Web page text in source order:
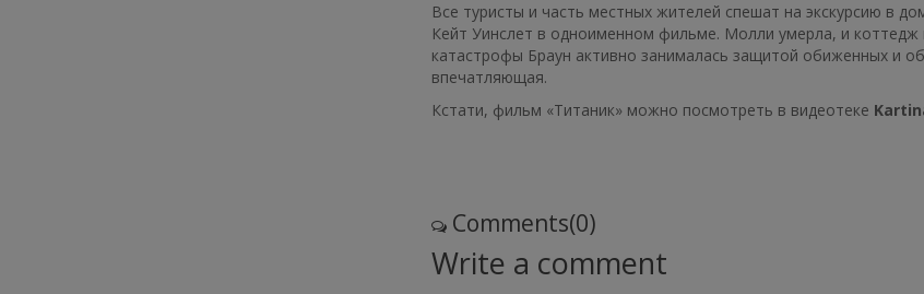
Все туристы и часть местных жителей спешат на экскурсию в
Кейт Уинслет в одноименном фильме. Молли умерла, и
катастрофы Браун активно занималась защитой обиженных и
впечатляющая.
Кстати, фильм «Титаник» можно посмотреть в видеотеке
Comments(0)
Write a comment